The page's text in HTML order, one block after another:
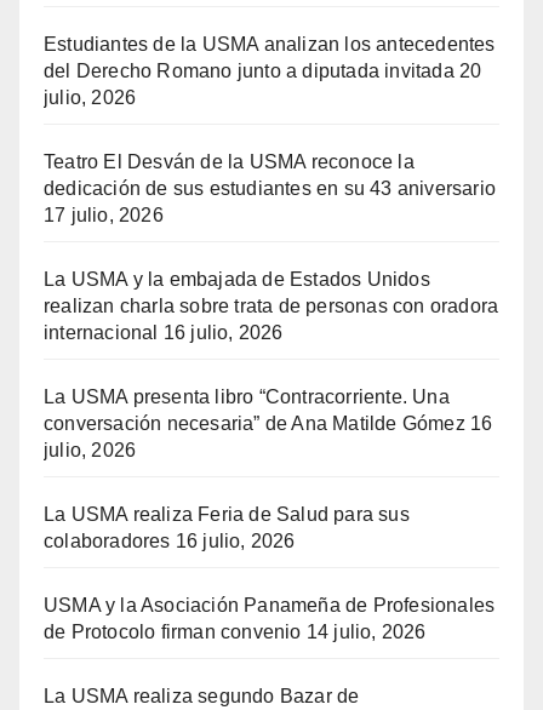
Estudiantes de la USMA analizan los antecedentes
del Derecho Romano junto a diputada invitada 20
julio, 2026
Teatro El Desván de la USMA reconoce la
dedicación de sus estudiantes en su 43 aniversario
17 julio, 2026
La USMA y la embajada de Estados Unidos
realizan charla sobre trata de personas con oradora
internacional
16 julio, 2026
La USMA presenta libro “Contracorriente. Una
conversación necesaria” de Ana Matilde Gómez 16
julio, 2026
La USMA realiza Feria de Salud para sus
colaboradores 16 julio, 2026
USMA y la Asociación Panameña de Profesionales
de Protocolo firman convenio 14 julio, 2026
La USMA realiza segundo Bazar de